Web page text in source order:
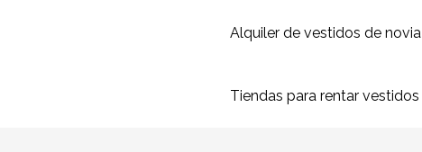
Alquiler de vestidos de novia
Tiendas para rentar vestidos